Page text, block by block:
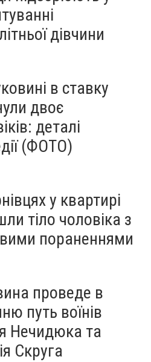
дівчини
в ставку
двоє
деталі
(ФОТО)
у квартирі
тіло чоловіка з
пораненнями
проведе в
путь воїнів
Нечидюка та
Скруга